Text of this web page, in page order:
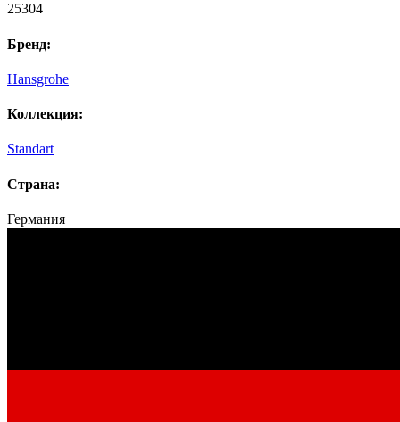
25304
Бренд:
Hansgrohe
Коллекция:
Standart
Страна:
Германия